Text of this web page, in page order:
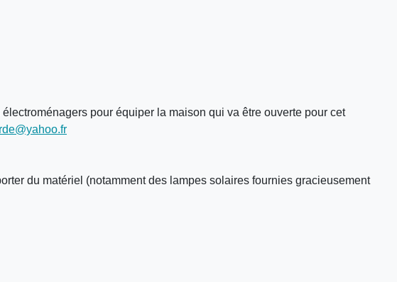
pour équiper la maison qui va être ouverte pour cet
du matériel (notamment des lampes solaires fournies gracieusement